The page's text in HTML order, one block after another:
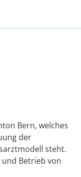
Bern, welches
der
steht.
Betrieb von